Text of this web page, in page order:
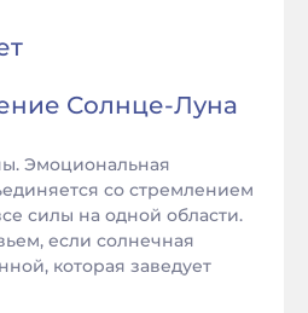
Солнце-Луна
Эмоциональная
со стремлением
силы на одной области.
если солнечная
которая заведует